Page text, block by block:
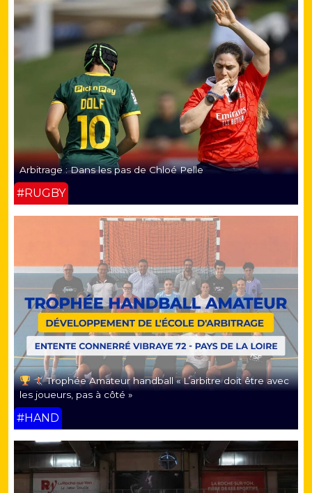
Arbitrage : Dans les pas de Chloé Pelle
#RUGBY
Trophée Amateur handball « L’arbitre doit être avec
les joueurs, pas à côté »
#HAND